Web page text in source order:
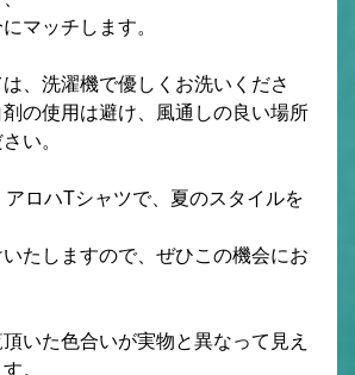
マッチします。
、洗濯機で優しくお洗いくださ
の使用は避け、風通しの良い場所
い。
ロハTシャツで、夏のスタイルを
たしますので、ぜひこの機会にお
いた色合いが実物と異なって見え
。